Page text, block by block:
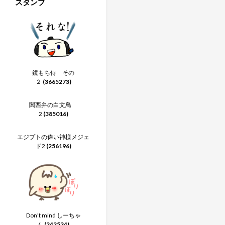
スタンプ
鏡もち侍 その
２ (3665273)
関西弁の白文鳥
2 (385016)
エジプトの偉い神様メジェ
ド2 (256196)
Don't mind しーちゃ